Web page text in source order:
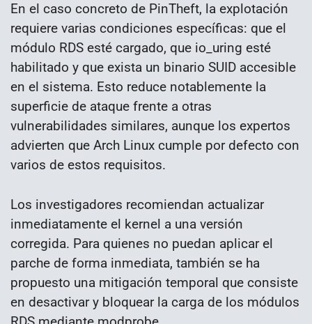
En el caso concreto de PinTheft, la explotación
requiere varias condiciones específicas: que el
módulo RDS esté cargado, que io_uring esté
habilitado y que exista un binario SUID accesible
en el sistema. Esto reduce notablemente la
superficie de ataque frente a otras
vulnerabilidades similares, aunque los expertos
advierten que Arch Linux cumple por defecto con
varios de estos requisitos.
Los investigadores recomiendan actualizar
inmediatamente el kernel a una versión
corregida. Para quienes no puedan aplicar el
parche de forma inmediata, también se ha
propuesto una mitigación temporal que consiste
en desactivar y bloquear la carga de los módulos